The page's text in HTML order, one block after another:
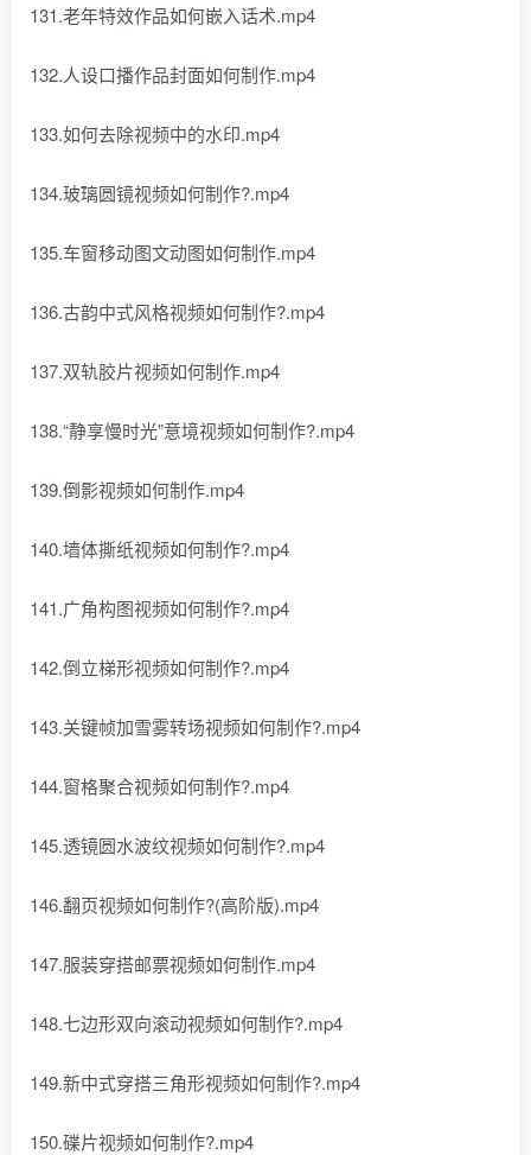
131.老年特效作品如何嵌入话术.mp4
132.人设口播作品封面如何制作.mp4
133.如何去除视频中的水印.mp4
134.玻璃圆镜视频如何制作?.mp4
135.车窗移动图文动图如何制作.mp4
136.古韵中式风格视频如何制作?.mp4
137.双轨胶片视频如何制作.mp4
138.“静享慢时光”意境视频如何制作?.mp4
139.倒影视频如何制作.mp4
140.墙体撕纸视频如何制作?.mp4
141.广角构图视频如何制作?.mp4
142.倒立梯形视频如何制作?.mp4
143.关键帧加雪雾转场视频如何制作?.mp4
144.窗格聚合视频如何制作?.mp4
145.透镜圆水波纹视频如何制作?.mp4
146.翻页视频如何制作?(高阶版).mp4
147.服装穿搭邮票视频如何制作.mp4
148.七边形双向滚动视频如何制作?.mp4
149.新中式穿搭三角形视频如何制作?.mp4
150.碟片视频如何制作?.mp4